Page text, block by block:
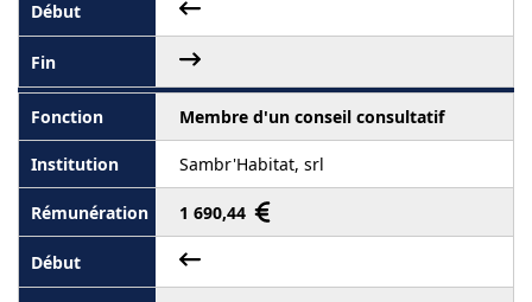
Membre d'un conseil consultatif
Sambr'Habitat, srl
1 690,44